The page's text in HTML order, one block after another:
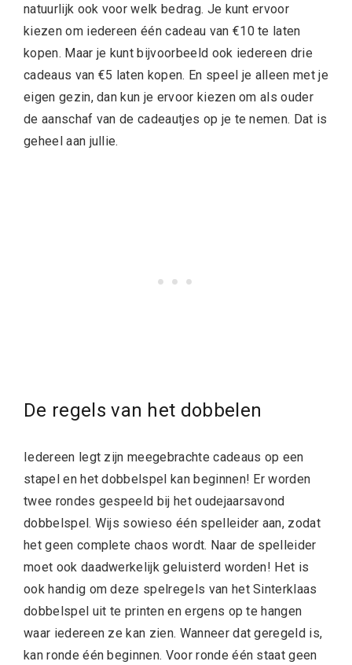
natuurlijk ook voor welk bedrag. Je kunt ervoor
kiezen om iedereen één cadeau van €10 te laten
kopen. Maar je kunt bijvoorbeeld ook iedereen drie
cadeaus van €5 laten kopen. En speel je alleen met je
eigen gezin, dan kun je ervoor kiezen om als ouder
de aanschaf van de cadeautjes op je te nemen. Dat is
geheel aan jullie.
De regels van het dobbelen
Iedereen legt zijn meegebrachte cadeaus op een
stapel en het dobbelspel kan beginnen! Er worden
twee rondes gespeeld bij het oudejaarsavond
dobbelspel. Wijs sowieso één spelleider aan, zodat
het geen complete chaos wordt. Naar de spelleider
moet ook daadwerkelijk geluisterd worden! Het is
ook handig om deze spelregels van het Sinterklaas
dobbelspel uit te printen en ergens op te hangen
waar iedereen ze kan zien. Wanneer dat geregeld is,
kan ronde één beginnen. Voor ronde één staat geen